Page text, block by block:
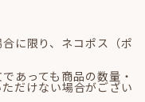
に限り、ネコポス（ポ
あっても商品の数量・
だけない場合がござい